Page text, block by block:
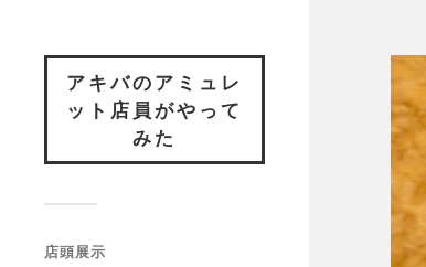
アキバのアミュレ
ット店員がやって
みた
店頭展示